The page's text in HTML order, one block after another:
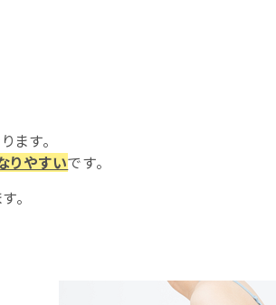
ます。
りやすいです。
。